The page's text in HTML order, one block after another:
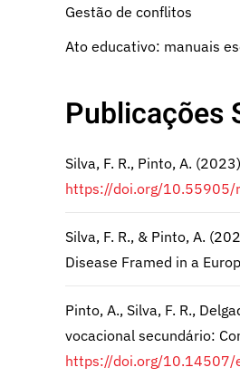
Gestão de conflitos
Ato educativo: manuais
Publicações
Silva, F. R., Pinto, A.
https://doi.org/10.55905/
Silva, F. R., & Pinto, A.
Disease Framed in a
Pinto, A., Silva, F. R.,
vocacional secundário:
https://doi.org/10.14507/